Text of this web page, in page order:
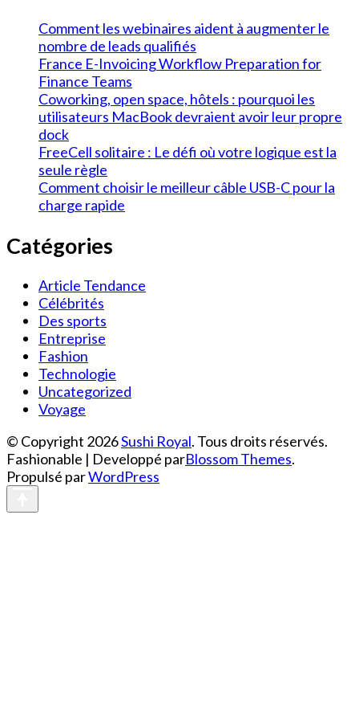
Comment les webinaires aident à augmenter le
nombre de leads qualifiés
France E-Invoicing Workflow Preparation for
Finance Teams
Coworking, open space, hôtels : pourquoi les
utilisateurs MacBook devraient avoir leur propre
dock
FreeCell solitaire : Le défi où votre logique est la
seule règle
Comment choisir le meilleur câble USB-C pour la
charge rapide
Catégories
Article Tendance
Célébrités
Des sports
Entreprise
Fashion
Technologie
Uncategorized
Voyage
© Copyright 2026Sushi Royal. Tous droits réservés.
Fashionable | Developpé parBlossom Themes.
Propulsé parWordPress